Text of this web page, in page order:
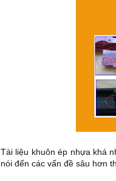
Tài liệu khuôn ép nhựa khá
nói đến các vấn đề sâu hơn